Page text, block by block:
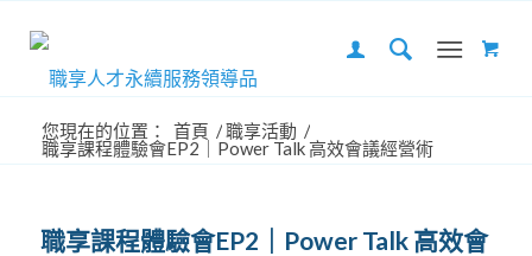
您現在的位置： 首頁 /職享活動 /
職享課程體驗會EP2｜Power Talk 高效會議經營術
職享課程體驗會EP2｜Power Talk 高效會